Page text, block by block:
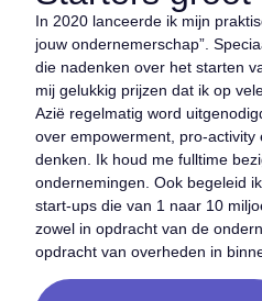
In 2020 lanceerde ik mijn
jouw ondernemerschap”.
die nadenken over het starten
mij gelukkig prijzen dat ik op
Azië regelmatig word
over empowerment, pro-activity
denken. Ik houd me fulltime
ondernemingen. Ook begeleid
start-ups die van 1 naar 10
zowel in opdracht van de
opdracht van overheden in